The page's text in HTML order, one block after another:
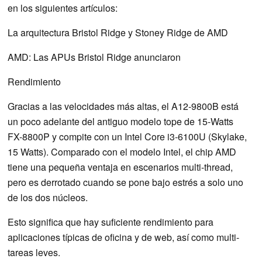
en los siguientes artículos:
La arquitectura Bristol Ridge y Stoney Ridge de AMD
AMD: Las APUs Bristol Ridge anunciaron
Rendimiento
Gracias a las velocidades más altas, el A12-9800B está
un poco adelante del antiguo modelo tope de 15-Watts
FX-8800P y compite con un Intel Core i3-6100U (Skylake,
15 Watts). Comparado con el modelo Intel, el chip AMD
tiene una pequeña ventaja en escenarios multi-thread,
pero es derrotado cuando se pone bajo estrés a solo uno
de los dos núcleos.
Esto significa que hay suficiente rendimiento para
aplicaciones típicas de oficina y de web, así como multi-
tareas leves.